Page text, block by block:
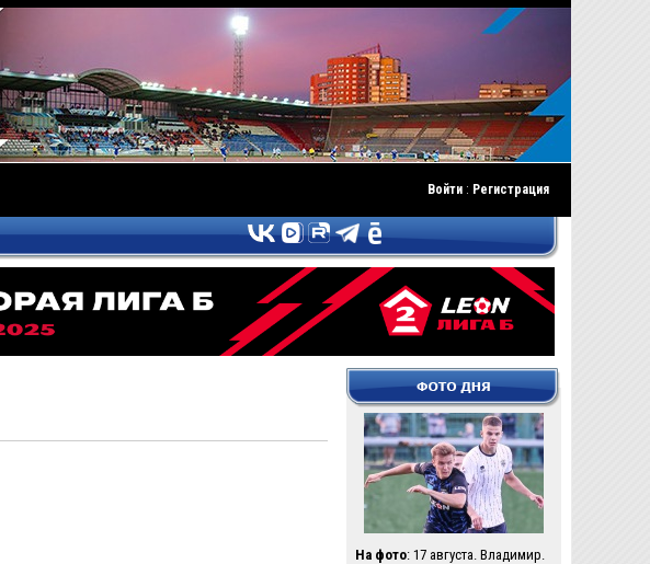
Войти : Регистрация
На фото: 17 августа. Владимир.